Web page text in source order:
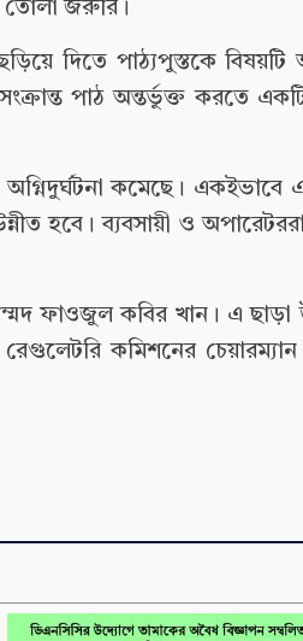
তোলা জরুরি।
দিতে পাঠ্যপুস্তকে বিষয়টি
পাঠ অন্তর্ভুক্ত করতে
কমেছে। একইভাবে
হবে। ব্যবসায়ী ও
ফাওজুল কবির খান। এ ছাড়া
কমিশনের